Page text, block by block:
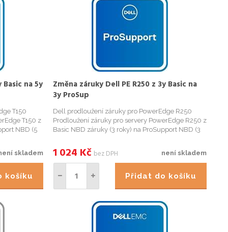
Basic na 5y
T150
T150 z
NBD (5
skladem
košíku
Změna záruky Dell PE R250 z 3y Basic na
3y ProSup
Dell prodloužení záruky pro PowerEdge R250
Prodloužení záruky pro servery PowerEdge R250 z
Basic NBD záruky (3 roky) na ProSupport NBD (3
potřebovat Service Tag (výrobní číslo) serveru.
Záruku je možné objedna...
není skladem
1 024 Kč bez DPH
Přidat do košíku